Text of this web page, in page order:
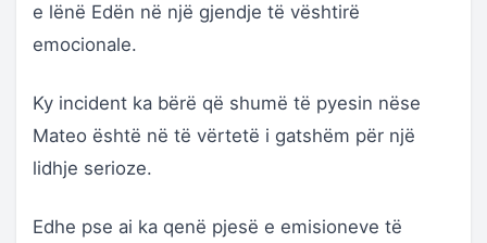
e lënë Edën në një gjendje të vështirë
emocionale.
Ky incident ka bërë që shumë të pyesin nëse
Mateo është në të vërtetë i gatshëm për një
lidhje serioze.
Edhe pse ai ka qenë pjesë e emisioneve të